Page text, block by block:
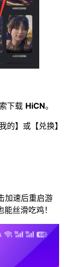
下载 HiCN。
的】或【兑换】
加速后重启游
丝滑吃鸡！